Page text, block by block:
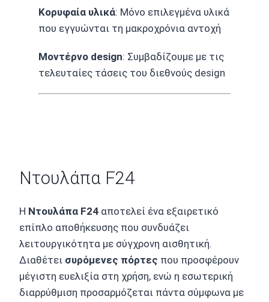
Κορυφαία υλικά: Μόνο επιλεγμένα υλικά
που εγγυώνται τη μακροχρόνια αντοχή
Μοντέρνο design: Συμβαδίζουμε με τις
τελευταίες τάσεις του διεθνούς design
Ντουλάπα F24
Η Ντουλάπα F24 αποτελεί ένα εξαιρετικό
επίπλο αποθήκευσης που συνδυάζει
λειτουργικότητα με σύγχρονη αισθητική.
Διαθέτει συρόμενες πόρτες που προσφέρουν
μέγιστη ευελιξία στη χρήση, ενώ η εσωτερική
διαρρύθμιση προσαρμόζεται πάντα σύμφωνα με